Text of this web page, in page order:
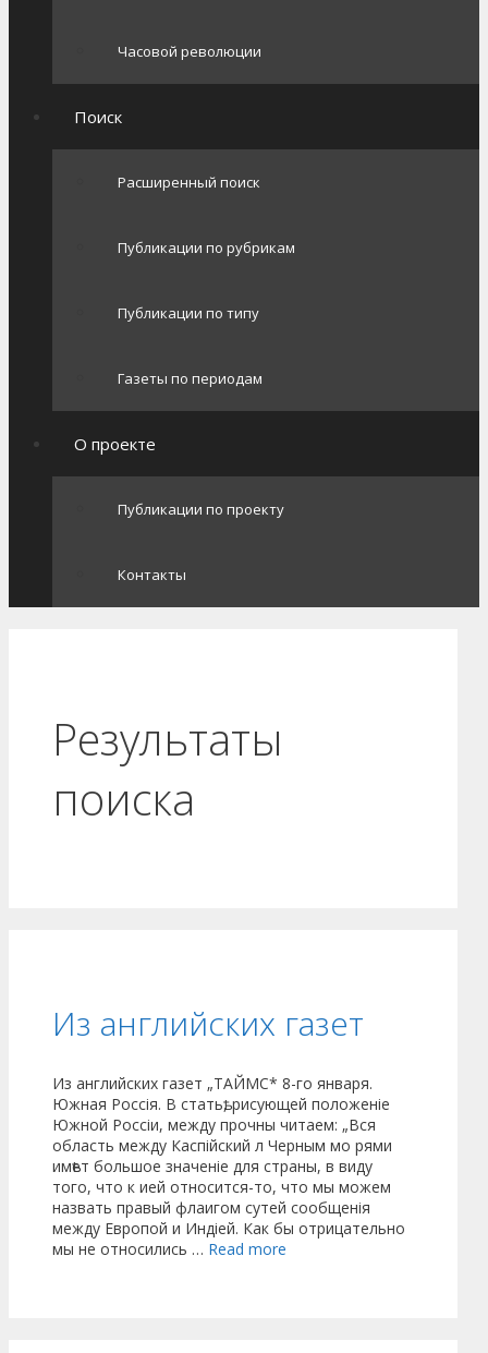
Часовой революции
Поиск
Расширенный поиск
Публикации по рубрикам
Публикации по типу
Газеты по периодам
О проекте
Публикации по проекту
Контакты
Результаты
поиска
Из английских газет
Из английских газет „ТАЙМС* 8-го января.
Южная Россія. В статьѣ, рисующей положеніе
Южной Россіи, между прочны читаем: „Вся
область между Каспійский л Черным мо рями
имѣет большое значеніе для страны, в виду
того, что к ией относится-то, что мы можем
назвать правый флаигом сутей сообщенія
между Европой и Индіей. Как бы отрицательно
мы не относились … Read more